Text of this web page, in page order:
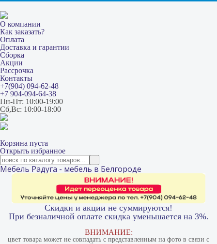
О компании
Как заказать?
Оплата
Доставка и гарантии
Сборка
Акции
Рассрочка
Контакты
+7(904) 094-62-48
+7 904-094-64-38
Пн-Пт: 10:00-19:00
Сб,Вс: 10:00-18:00
Корзина пуста
Открыть избранное
Мебель Радуга - мебель в Белгороде
Скидки и акции не суммируются!
При безналичной оплате скидка уменьшается на 3%.
ВНИМАНИЕ:
цвет товара может не совпадать с представленным на фото в связи с